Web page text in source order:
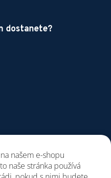
našem e-shopu
naše stránka používá
dostanete?